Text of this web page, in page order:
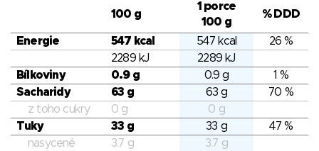
100 g
1 porce
100 g
% DDD
Energie 547 kcal 547 kcal
26 %
2289 kJ
2289 kJ
Bílkoviny
0.9 g 0.9 g
1 %
Sacharidy
63 g 63 g
70 %
z toho cukry
0 g
0 g
Tuky
33 g 33 g
47 %
nasycené
3.7 g
3.7 g